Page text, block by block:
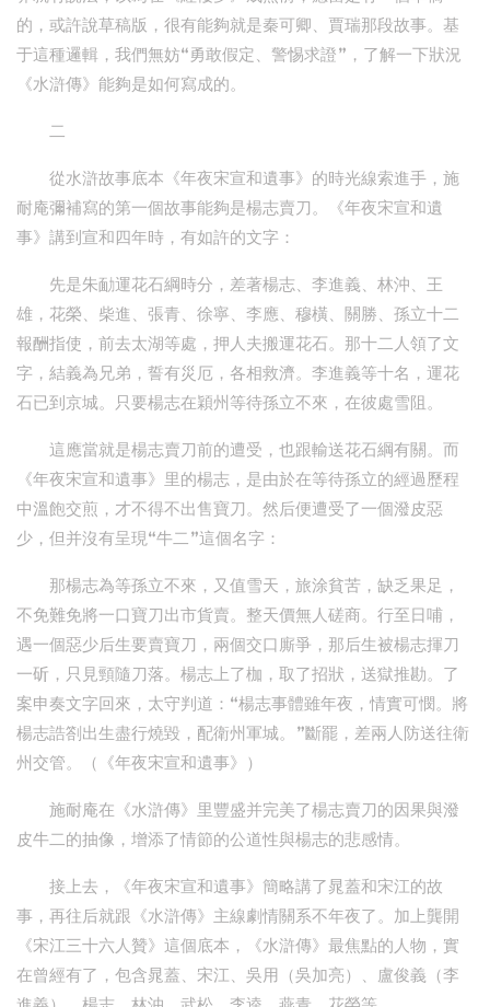
的，或許說草稿版，很有能夠就是秦可卿、賈瑞那段故事。基
于這種邏輯，我們無妨“勇敢假定、警惕求證”，了解一下狀況
《水滸傳》能夠是如何寫成的。
二
從水滸故事底本《年夜宋宣和遺事》的時光線索進手，施
耐庵彌補寫的第一個故事能夠是楊志賣刀。《年夜宋宣和遺
事》講到宣和四年時，有如許的文字：
先是朱勔運花石綱時分，差著楊志、李進義、林沖、王
雄，花榮、柴進、張青、徐寧、李應、穆橫、關勝、孫立十二
報酬指使，前去太湖等處，押人夫搬運花石。那十二人領了文
字，結義為兄弟，誓有災厄，各相救濟。李進義等十名，運花
石已到京城。只要楊志在穎州等待孫立不來，在彼處雪阻。
這應當就是楊志賣刀前的遭受，也跟輸送花石綱有關。而
《年夜宋宣和遺事》里的楊志，是由於在等待孫立的經過歷程
中溫飽交煎，才不得不出售寶刀。然后便遭受了一個潑皮惡
少，但并沒有呈現“牛二”這個名字：
那楊志為等孫立不來，又值雪天，旅涂貧苦，缺乏果足，
不免難免將一口寶刀出市貨賣。整天價無人磋商。行至日哺，
遇一個惡少后生要賣寶刀，兩個交口廝爭，那后生被楊志揮刀
一斫，只見頸隨刀落。楊志上了枷，取了招狀，送獄推勘。了
案申奏文字回來，太守判道：“楊志事體雖年夜，情實可憫。將
楊志誥劄出生盡行燒毀，配衛州軍城。”斷罷，差兩人防送往衛
州交管。（《年夜宋宣和遺事》）
施耐庵在《水滸傳》里豐盛并完美了楊志賣刀的因果與潑
皮牛二的抽像，增添了情節的公道性與楊志的悲感情。
接上去，《年夜宋宣和遺事》簡略講了晁蓋和宋江的故
事，再往后就跟《水滸傳》主線劇情關系不年夜了。加上龔開
《宋江三十六人贊》這個底本，《水滸傳》最焦點的人物，實
在曾經有了，包含晁蓋、宋江、吳用（吳加亮）、盧俊義（李